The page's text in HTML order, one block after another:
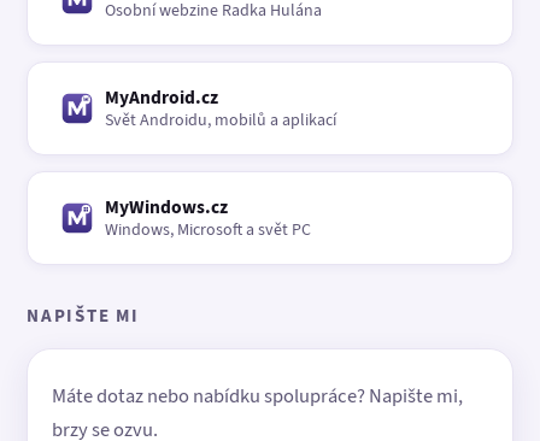
Osobní webzine Radka Hulána
MyAndroid.cz
Svět Androidu, mobilů a aplikací
MyWindows.cz
Windows, Microsoft a svět PC
NAPIŠTE MI
Máte dotaz nebo nabídku spolupráce? Napište mi,
brzy se ozvu.